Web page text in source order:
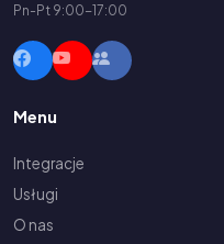
Pn-Pt 9:00-17:00
Menu
Integracje
Usługi
O nas